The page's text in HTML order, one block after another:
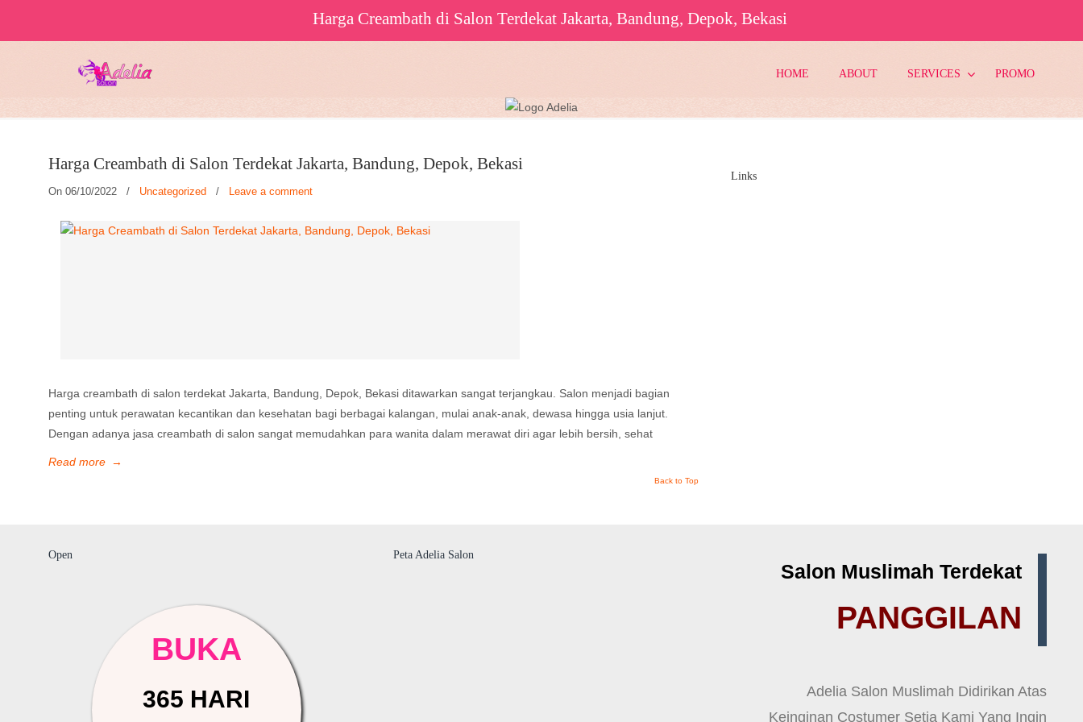
Harga Creambath di Salon Terdekat Jakarta, Bandung, Depok, Bekasi
HOME ABOUT SERVICES PROMO
Harga Creambath di Salon Terdekat Jakarta, Bandung, Depok, Bekasi
On 06/10/2022 / Uncategorized / Leave a comment
Harga creambath di salon terdekat Jakarta, Bandung, Depok, Bekasi ditawarkan sangat terjangkau. Salon menjadi bagian
penting untuk perawatan kecantikan dan kesehatan bagi berbagai kalangan, mulai anak-anak, dewasa hingga usia lanjut.
Dengan adanya jasa creambath di salon sangat memudahkan para wanita dalam merawat diri agar lebih bersih, sehat
Read more →
Back to Top
Links
Open
BUKA
365 HARI
Peta Adelia Salon
Salon Muslimah Terdekat
PANGGILAN
Adelia Salon Muslimah Didirikan Atas
Keinginan Costumer Setia Kami Yang Ingin